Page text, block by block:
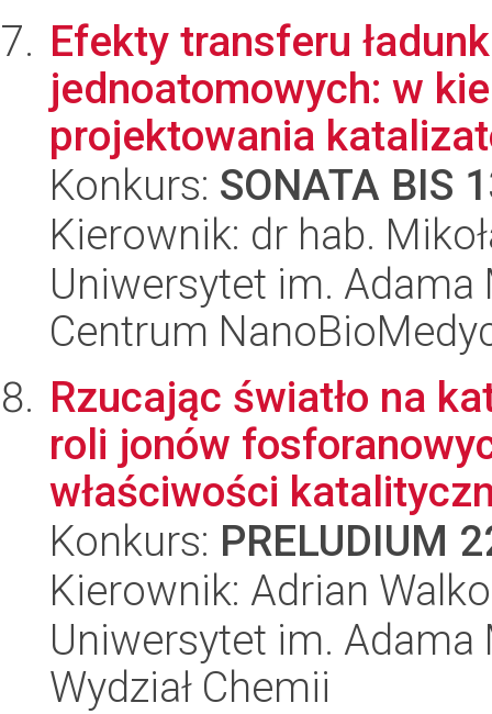
Efekty transferu
jednoatomowych: w
projektowania
Konkurs: SONATA BIS
Kierownik: dr hab.
Uniwersytet im.
Centrum
Rzucając światło na
roli jonów
właściwości
Konkurs: PRELUDIUM
Kierownik: Adrian
Uniwersytet im.
Wydział Chemii